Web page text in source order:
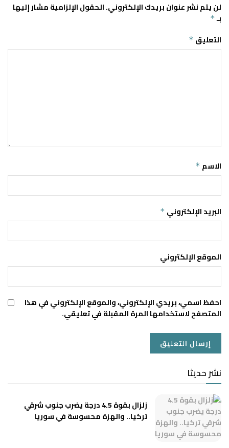
لن يتم نشر عنوان بريدك الإلكتروني.الحقول الإلزامية مشار إليها
بـ *
التعليق *
الاسم *
البريد الإلكتروني *
الموقع الإلكتروني
احفظ اسمي، بريدي الإلكتروني، والموقع الإلكتروني في هذا
المتصفح لاستخدامها المرة المقبلة في تعليقي.
نشر حديثا
زلزال بقوة 4.5 درجة يضرب جنوب شرقي
تركيا.. والهزة محسوسة في سوريا